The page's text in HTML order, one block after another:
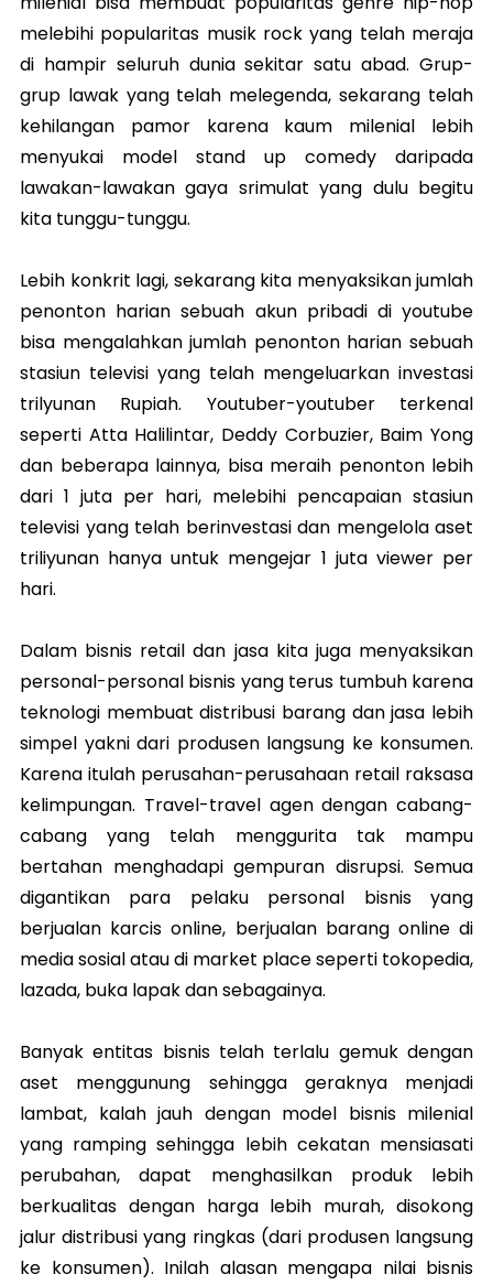
melebihi popularitas musik rock yang telah meraja
di hampir seluruh dunia sekitar satu abad. Grup-
grup lawak yang telah melegenda, sekarang telah
kehilangan pamor karena kaum milenial lebih
menyukai model stand up comedy daripada
lawakan-lawakan gaya srimulat yang dulu begitu
kita tunggu-tunggu.
Lebih konkrit lagi, sekarang kita menyaksikan jumlah
penonton harian sebuah akun pribadi di youtube
bisa mengalahkan jumlah penonton harian sebuah
stasiun televisi yang telah mengeluarkan investasi
trilyunan Rupiah. Youtuber-youtuber terkenal
seperti Atta Halilintar, Deddy Corbuzier, Baim Yong
dan beberapa lainnya, bisa meraih penonton lebih
dari 1 juta per hari, melebihi pencapaian stasiun
televisi yang telah berinvestasi dan mengelola aset
triliyunan hanya untuk mengejar 1 juta viewer per
hari.
Dalam bisnis retail dan jasa kita juga menyaksikan
personal-personal bisnis yang terus tumbuh karena
teknologi membuat distribusi barang dan jasa lebih
simpel yakni dari produsen langsung ke konsumen.
Karena itulah perusahan-perusahaan retail raksasa
kelimpungan. Travel-travel agen dengan cabang-
cabang yang telah menggurita tak mampu
bertahan menghadapi gempuran disrupsi. Semua
digantikan para pelaku personal bisnis yang
berjualan karcis online, berjualan barang online di
media sosial atau di market place seperti tokopedia,
lazada, buka lapak dan sebagainya.
Banyak entitas bisnis telah terlalu gemuk dengan
aset menggunung sehingga geraknya menjadi
lambat, kalah jauh dengan model bisnis milenial
yang ramping sehingga lebih cekatan mensiasati
perubahan, dapat menghasilkan produk lebih
berkualitas dengan harga lebih murah, disokong
jalur distribusi yang ringkas (dari produsen langsung
ke konsumen). Inilah alasan mengapa nilai bisnis